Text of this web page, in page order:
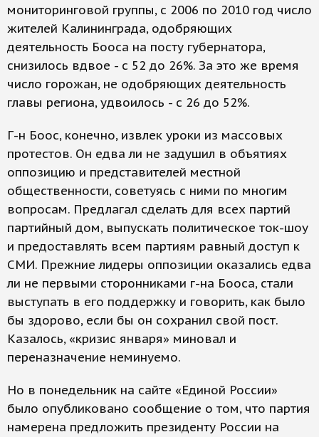
мониторинговой группы, с 2006 по 2010 год число
жителей Калининграда, одобряющих
деятельность Бооса на посту губернатора,
снизилось вдвое - с 52 до 26%. За это же время
число горожан, не одобряющих деятельность
главы региона, удвоилось - с 26 до 52%.
Г-н Боос, конечно, извлек уроки из массовых
протестов. Он едва ли не задушил в объятиях
оппозицию и представителей местной
общественности, советуясь с ними по многим
вопросам. Предлагал сделать для всех партий
партийный дом, выпускать политическое ток-шоу
и предоставлять всем партиям равный доступ к
СМИ. Прежние лидеры оппозиции оказались едва
ли не первыми сторонниками г-на Бооса, стали
выступать в его поддержку и говорить, как было
бы здорово, если бы он сохранил свой пост.
Казалось, «кризис января» миновал и
переназначение неминуемо.
Но в понедельник на сайте «Единой России»
было опубликовано сообщение о том, что партия
намерена предложить президенту России на